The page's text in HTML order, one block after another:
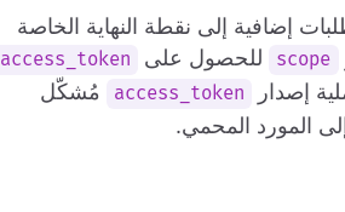
إضافية إلى نقطة النهاية الخاصة
scope للحصول على access_token
إصدار access_token
مُشكّل